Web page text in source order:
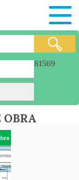
81569
OBRA